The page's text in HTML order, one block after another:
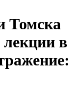
Томска
в